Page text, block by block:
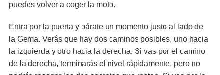
puedes volver a coger la moto.
Entra por la puerta y párate un momento justo al lado de
la Gema. Verás que hay dos caminos posibles, uno hacia
la izquierda y otro hacia la derecha. Si vas por el camino
de la derecha, terminarás el nivel rápidamente, pero no